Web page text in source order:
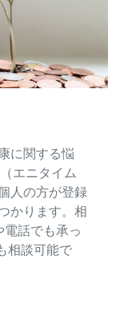
に関する悩
エニタイム
人の方が登録
かります。相
話でも承っ
相談可能で